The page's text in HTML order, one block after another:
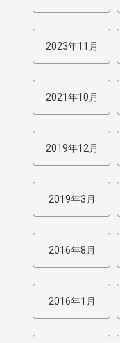
2023年11月
2021年10月
2019年12月
2019年3月
2016年8月
2016年1月